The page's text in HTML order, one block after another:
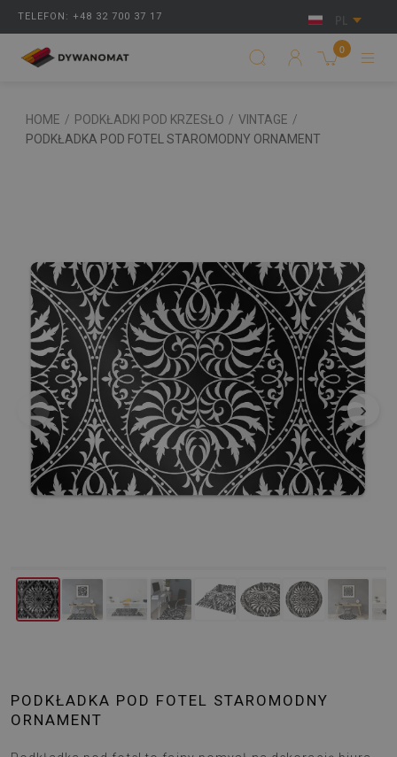
TELEFON: +48 32 700 37 17 PL
0
HOME / PODKŁADKI POD KRZESŁO / VINTAGE /
PODKŁADKA POD FOTEL STAROMODNY ORNAMENT
‹ ›
PODKŁADKA POD FOTEL STAROMODNY
ORNAMENT